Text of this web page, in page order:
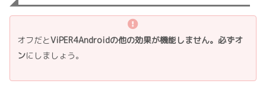
オフだとViPER4Androidの他の効果が機能しません。必ずオ
ンにしましょう。